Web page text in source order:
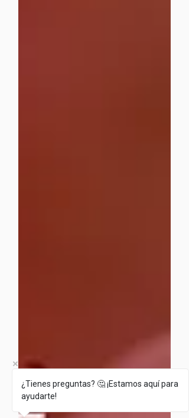
¿Tienes preguntas? 🤔 ¡Estamos aquí para
ayudarte!